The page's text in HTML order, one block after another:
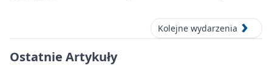
Kolejne wydarzenia
Ostatnie Artykuły